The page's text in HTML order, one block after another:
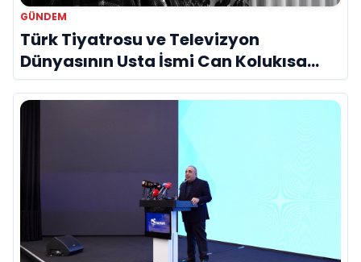
GÜNDEM
Türk Tiyatrosu ve Televizyon
Dünyasının Usta İsmi Can Kolukısa
Hayatını Kaybetti